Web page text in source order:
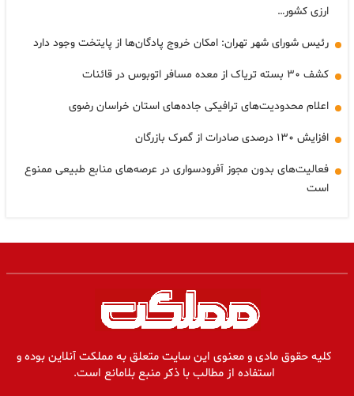
ارزی کشور…
رئیس شورای شهر تهران: امکان خروج پادگان‌ها از پایتخت وجود دارد
کشف ۳۰ بسته تریاک از معده مسافر اتوبوس در قائنات
اعلام محدودیت‌های ترافیکی جاده‌های استان خراسان رضوی
افزایش ۱۳۰ درصدی صادرات از گمرک بازرگان
فعالیت‌های بدون مجوز آفرودسواری در عرصه‌های منابع طبیعی ممنوع
است
کلیه حقوق مادی و معنوی این سایت متعلق به مملکت آنلاین بوده و
استفاده از مطالب با ذکر منبع بلامانع است.